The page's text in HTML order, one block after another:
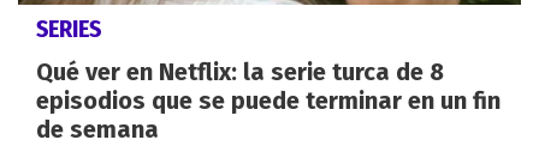
SERIES
Qué ver en Netflix: la serie turca de 8
episodios que se puede terminar en un fin
de semana